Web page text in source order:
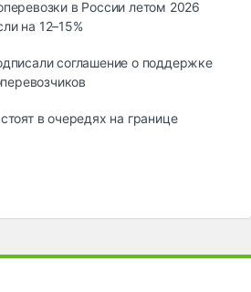
в России летом 2026
на 12–15%
соглашение о поддержке
в очередях на границе